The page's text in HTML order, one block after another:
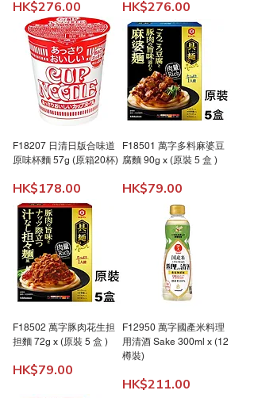
價格
HK$276.00 價格
HK$276.00
F18207 日清日版合味道
原味杯麵 57g (原箱20杯)
價格
HK$178.00
F18501 萬字多料麻婆豆
腐麵 90g x (原裝 5 盒 )
價格
HK$79.00
F18502 萬字豚肉花生担
担麵 72g x (原裝 5 盒 )
價格
HK$79.00
F12950 萬字國產米料理
用清酒 Sake 300ml x (12
樽裝)
價格
HK$211.00